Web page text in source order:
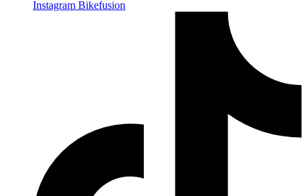
Instagram Bikefusion